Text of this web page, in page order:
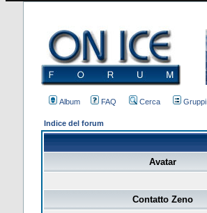
Album FAQ Cerca Gruppi
Indice del forum
Avatar
Contatto Zeno